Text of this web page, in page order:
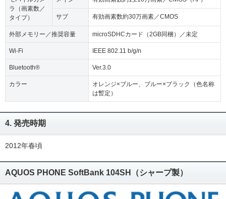
ラ（画素数／
タイプ）
サブ 有効画素数約30万画素／CMOS
外部メモリー／推奨容量 microSDHCカード（2GB同梱）／未定
Wi-Fi IEEE 802.11 b/g/n
Bluetooth® Ver.3.0
カラー
オレンジ×ブルー、ブルー×ブラック（色名称
は暫定）
4. 発売時期
2012年春頃
AQUOS PHONE SoftBank 104SH（シャープ製）